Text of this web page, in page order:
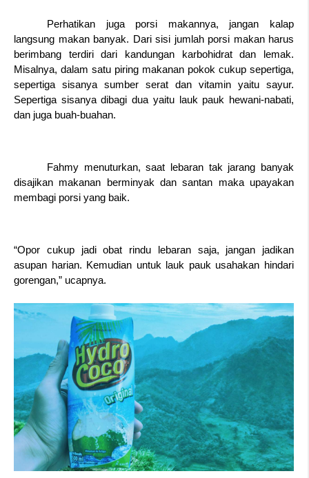
Perhatikan juga porsi makannya, jangan kalap
langsung makan banyak. Dari sisi jumlah porsi makan harus
berimbang terdiri dari kandungan karbohidrat dan lemak.
Misalnya, dalam satu piring makanan pokok cukup sepertiga,
sepertiga sisanya sumber serat dan vitamin yaitu sayur.
Sepertiga sisanya dibagi dua yaitu lauk pauk hewani-nabati,
dan juga buah-buahan.
Fahmy menuturkan, saat lebaran tak jarang banyak
disajikan makanan berminyak dan santan maka upayakan
membagi porsi yang baik.
“Opor cukup jadi obat rindu lebaran saja, jangan jadikan
asupan harian. Kemudian untuk lauk pauk usahakan hindari
gorengan,” ucapnya.